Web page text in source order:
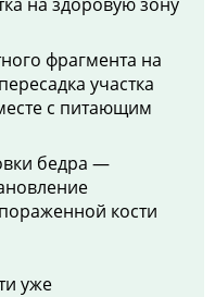
фрагмента на
участка
с питающим
бедра —
кости
уже